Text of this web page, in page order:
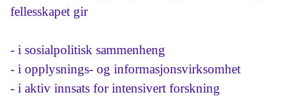
fellesskapet gir
- i sosialpolitisk sammenheng
- i opplysnings- og informasjonsvirksomhet
- i aktiv innsats for intensivert forskning